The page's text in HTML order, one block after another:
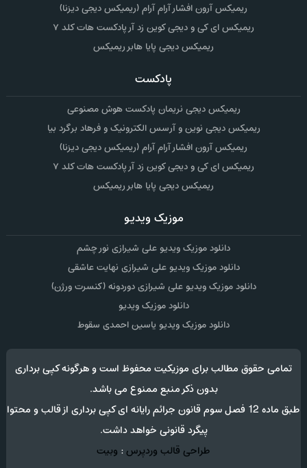
ریمیکس آرون افشار آرام آرام (ریمیکس دیجی دیزنا)
ریمیکس ای کی و دیجی کوین زد آر پادکست هات کلد ۷
ریمیکس دیجی پایا هابر ریمیکس
پادکست
ریمیکس دیجی نریمان پادکست هوش مصنوعی
ریمیکس دیجی نوین و آرسس الکترونیک و فرهاد برگرد بیا
ریمیکس آرون افشار آرام آرام (ریمیکس دیجی دیزنا)
ریمیکس ای کی و دیجی کوین زد آر پادکست هات کلد ۷
ریمیکس دیجی پایا هابر ریمیکس
موزیک ویدیو
دانلود موزیک ویدیو علی شیرازی نور چشم
دانلود موزیک ویدیو علی شیرازی نهایت عاشقی
دانلود موزیک ویدیو علی شیرازی دوردونه (کنسرت ورژن)
دانلود موزیک ویدیو
دانلود موزیک ویدیو یاسین احمدی سقوط
تمامی حقوق مطالب برای موزیکیت محفوظ است و هرگونه کپی برداری
بدون ذکر منبع ممنوع می باشد.
طبق ماده 12 فصل سوم قانون جرائم رایانه ای کپی برداری از قالب و محتوا
پیگرد قانونی خواهد داشت.
طراحی قالب وردپرس: وبیت